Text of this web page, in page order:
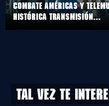
Combate Américas y
histórica transmisión...
Tal vez te